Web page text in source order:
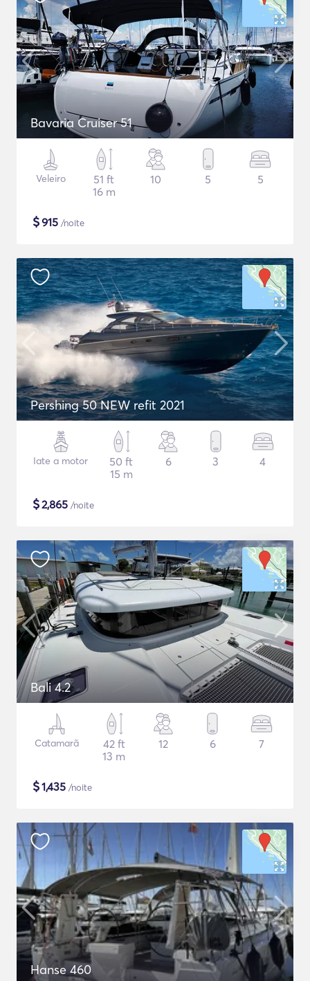
Bavaria Cruiser 51
Veleiro
51 ft
16 m
10 5 5
$915 /noite
Pershing 50 NEW refit 2021
Iate a motor
50 ft
15 m
6 3 4
$2,865 /noite
Bali 4.2
Catamarã
42 ft
13 m
12 6 7
$1,435 /noite
Hanse 460